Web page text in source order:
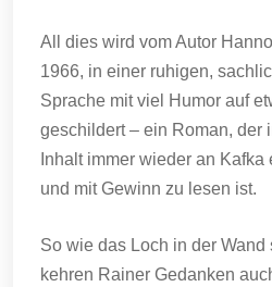
All dies wird vom Autor
1966, in einer ruhigen,
Sprache mit viel Humor auf
geschildert – ein Roman, der
Inhalt immer wieder an
und mit Gewinn zu lesen ist.
So wie das Loch in der Wand
kehren Rainer Gedanken